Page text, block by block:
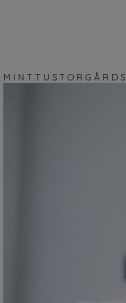
M I N T T U S T O R G Å R D S